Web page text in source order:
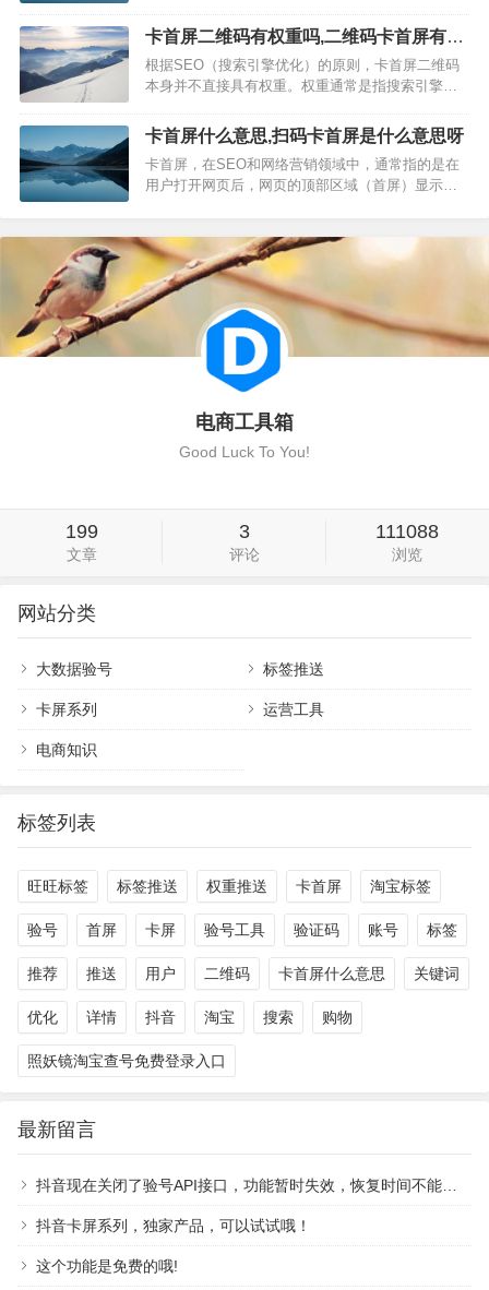
心技术之一。本文将详细介绍标签推送逻辑的工作
原理，以及如何通过优化这一逻辑来增强用户的互
动体验。 一、标签推送逻辑的原理 标签推送逻辑是
一种基于用户行为…
卡首屏二维码有权重吗,二维码卡首屏有权
重吗
根据SEO（搜索引擎优化）的原则，卡首屏二维码
本身并不直接具有权重。权重通常是指搜索引擎对
用于用户扫描的图像，它本身并不影响搜索引擎对
网页权重的判断。 卡首屏二维码的出现在某些情况
下可能会间接影响页面的SEO表现： 1. 用户体验
（UX）: 如果二维码…
卡首屏什么意思,扫码卡首屏是什么意思呀
卡首屏，在SEO和网络营销领域中，通常指的是在
用户打开网页后，网页的顶部区域（首屏）显示的
语常常用来描述以下几种情况： 1. 内容吸引力不
足：网页首屏的内容不够吸引人，用户打开网页后
没有继续向下阅读的兴趣，从而…
电商工具箱
Good Luck To You!
199
文章
3
评论
111088
浏览
网站分类
大数据验号 标签推送
卡屏系列 运营工具
电商知识
标签列表
旺旺标签 标签推送 权重推送 卡首屏 淘宝标签
验号 首屏 卡屏 验号工具 验证码 账号 标签
推荐 推送 用户 二维码 卡首屏什么意思 关键词
优化 详情 抖音 淘宝 搜索 购物
照妖镜淘宝查号免费登录入口
最新留言
抖音现在关闭了验号API接口，功能暂时失效，恢复时间不能确定。
抖音卡屏系列，独家产品，可以试试哦！
这个功能是免费的哦!